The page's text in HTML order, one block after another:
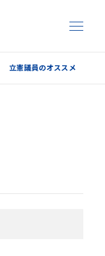
立憲議員のオススメ